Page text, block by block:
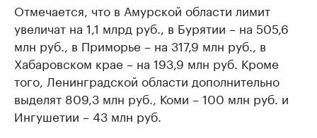
Отмечается, что в Амурской области лимит
увеличат на 1,1 млрд руб., в Бурятии – на 505,6
млн руб., в Приморье – на 317,9 млн руб., в
Хабаровском крае – на 193,9 млн руб. Кроме
того, Ленинградской области дополнительно
выделят 809,3 млн руб., Коми – 100 млн руб. и
Ингушетии – 43 млн руб.